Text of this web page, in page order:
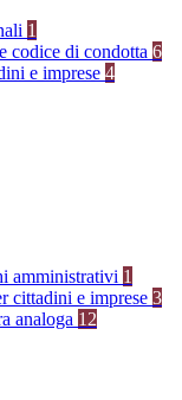
1
codice di condotta 6
e imprese 4
amministrativi 1
cittadini e imprese 3
analoga 12